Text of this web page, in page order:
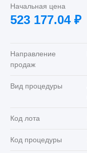
Начальная цена
523 177.04 ₽
Направление
продаж
Вид процедуры
Код лота
Код процедуры